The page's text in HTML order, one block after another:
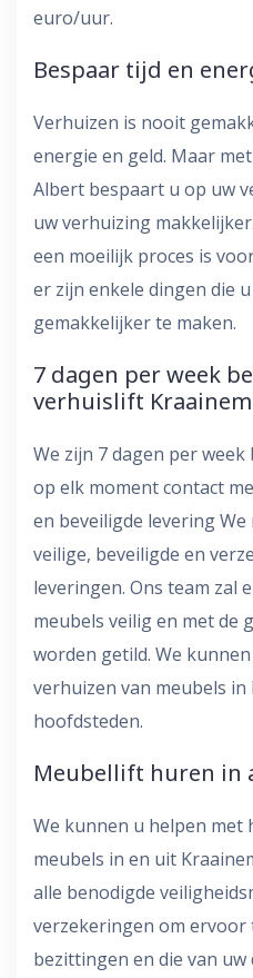
euro/uur.
Bespaar tijd en
Verhuizen is nooit
energie en geld. Maar
Albert bespaart u op uw
uw verhuizing
een moeilijk proces is
er zijn enkele dingen die
gemakkelijker te maken.
7 dagen per week
verhuislift Kraainem
We zijn 7 dagen per
op elk moment contact
en beveiligde levering
veilige, beveiligde en
leveringen. Ons team zal
meubels veilig en met de
worden getild. We
verhuizen van meubels
hoofdsteden.
Meubellift huren in
We kunnen u helpen met
meubels in en uit
alle benodigde
verzekeringen om ervoor
bezittingen en die van